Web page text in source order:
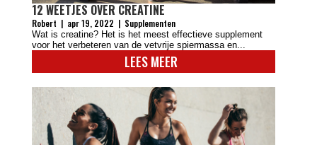
12 WEETJES OVER CREATINE
Robert | apr 19, 2022 | Supplementen
Wat is creatine? Het is het meest effectieve supplement
voor het verbeteren van de vetvrije spiermassa en...
LEES MEER